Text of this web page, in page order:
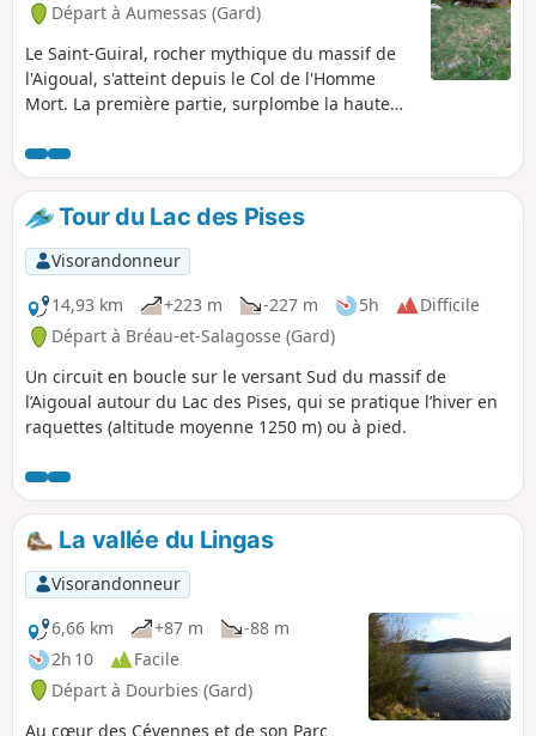
Départ à Aumessas (Gard)
Le Saint-Guiral, rocher mythique du massif de
l'Aigoual, s'atteint depuis le Col de l'Homme
Mort. La première partie, surplombe la haute
toute la Séranne. Du sommet du Saint-Guiral,
on profite d'un point de vue à 360°. Mais il faut
y grimper en s'aidant des mains! Dans la
seconde partie, la trace est hors sentier et longe
le charmant cours d'eau du Crouzoulous. Elle
vous mènera à la belle ferme abandonnée de
Grandesc Haute, perdue dans la forêt.
Tour du Lac des Pises
Visorandonneur
14,93 km
+223 m -227 m 5h
Difficile
Départ à Bréau-et-Salagosse (Gard)
Un circuit en boucle sur le versant Sud du massif de
l’Aigoual autour du Lac des Pises, qui se pratique l’hiver en
raquettes (altitude moyenne 1250 m) ou à pied.
La vallée du Lingas
Visorandonneur
6,66 km
+87 m
-88 m
2h 10
Facile
Départ à Dourbies (Gard)
Au cœur des Cévennes et de son Parc